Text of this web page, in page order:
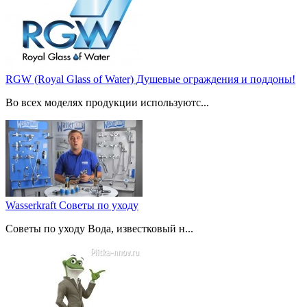
RGW (Royal Glass of Water) Душевые ограждения и поддоны!
Во всех моделях продукции используютс...
Wasserkraft Советы по уходу
Советы по уходу Вода, известковый н...